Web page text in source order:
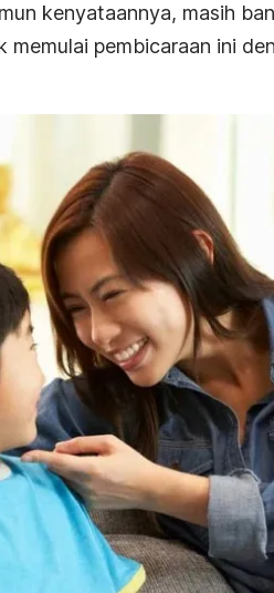
kenyataannya, masih
memulai pembicaraan ini